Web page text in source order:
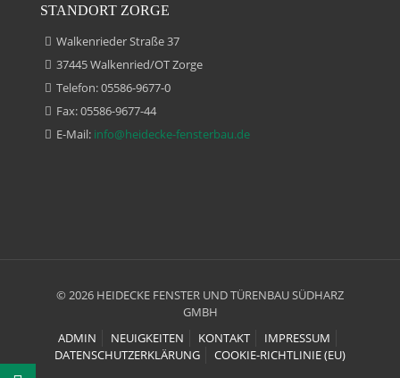
STANDORT ZORGE
Walkenrieder Straße 37
37445 Walkenried/OT Zorge
Telefon: 05586-9677-0
Fax: 05586-9677-44
E-Mail: info@heidecke-fensterbau.de
© 2026 HEIDECKE FENSTER UND TÜRENBAU SÜDHARZ
GMBH
ADMIN
NEUIGKEITEN KONTAKT
IMPRESSUM
DATENSCHUTZERKLÄRUNG
COOKIE-RICHTLINIE (EU)